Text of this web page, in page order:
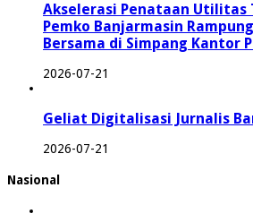
Akselerasi Penataan Utilitas
Pemko Banjarmasin
Bersama di Simpang Kantor
2026-07-21
Geliat Digitalisasi Jurnalis
2026-07-21
Nasional